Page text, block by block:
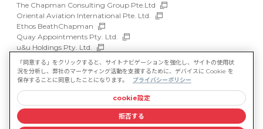
The Chapman Consulting Group Pte.Ltd
Oriental Aviation International Pte. Ltd.
Ethos BeathChapman
Quay Appointments Pty. Ltd.
u&u Holdings Pty. Ltd.
DFP Recruitment Holdings Pty. Ltd.
Asia Recruit Holdings Sdn.Bhd.
WILLOF Vietnam Company Limited
サイトマップ
マルチステークホルダー方針
情報セキュリティ基本方針
プライバシーポリシー
「同意する」をクリックすると、サイトナビゲーションを強化し、サイトの使用状
況を分析し、弊社のマーケティング活動を支援するために、デバイスに Cookie を
保存することに同意したことになります。
プライバシーポリシー
cookie設定
拒否する